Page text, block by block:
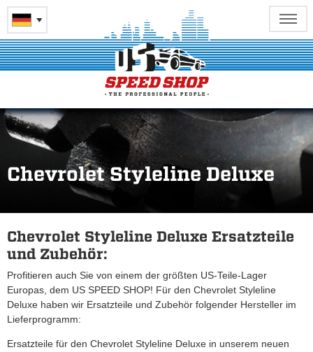
Chevrolet Styleline Deluxe
Chevrolet Styleline Deluxe Ersatzteile
und Zubehör:
Profitieren auch Sie von einem der größten US-Teile-Lager
Europas, dem US SPEED SHOP! Für den Chevrolet Styleline
Deluxe haben wir Ersatzteile und Zubehör folgender Hersteller im
Lieferprogramm:
Ersatzteile für den Chevrolet Styleline Deluxe in unserem neuen